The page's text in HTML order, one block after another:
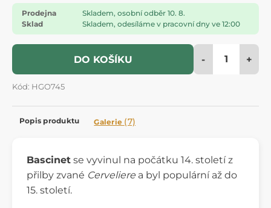
Prodejna
Skladem, osobní odběr 10. 8.
Sklad
Skladem, odesíláme v pracovní dny ve 12:00
DO KOŠÍKU - +
Kód: HGO745
Popis produktu Galerie (7)
Bascinet se vyvinul na počátku 14. století z
přilby zvané Cerveliere a byl populární až do
15. století.